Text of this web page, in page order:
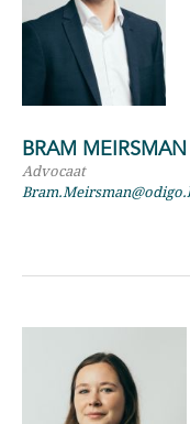
BRAM MEIRSMAN
Advocaat